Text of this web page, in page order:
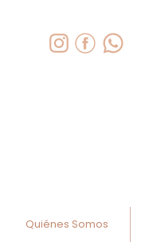
Quiénes Somos